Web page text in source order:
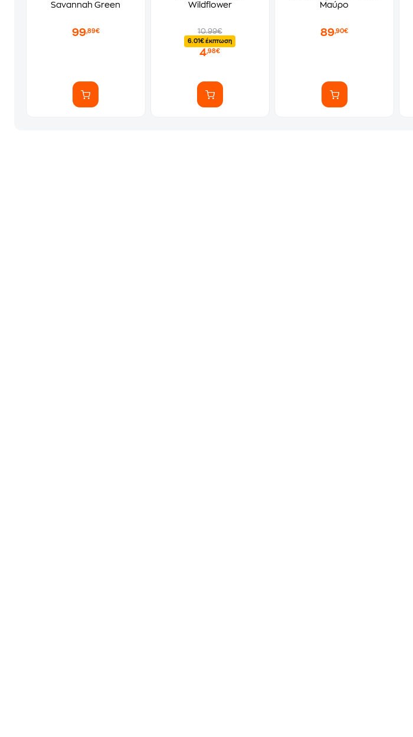
Savannah Green
99,89€
Wildflower
10.99€
6.01€ έκπτωση
4,98€
Μαύρο
89,90€